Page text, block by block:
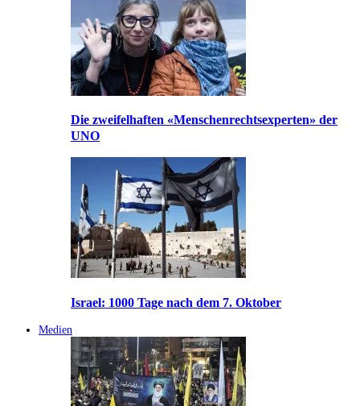
Die zweifelhaften «Menschenrechtsexperten» der
UNO
Israel: 1000 Tage nach dem 7. Oktober
Medien